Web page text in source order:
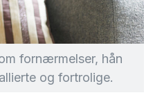
fornærmelser, hån
og fortrolige.